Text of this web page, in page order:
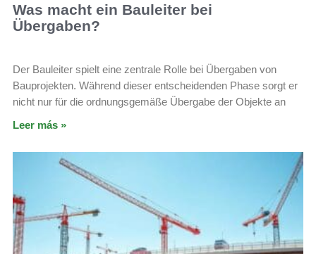
Was macht ein Bauleiter bei
Übergaben?
Der Bauleiter spielt eine zentrale Rolle bei Übergaben von
Bauprojekten. Während dieser entscheidenden Phase sorgt er
nicht nur für die ordnungsgemäße Übergabe der Objekte an
Leer más »